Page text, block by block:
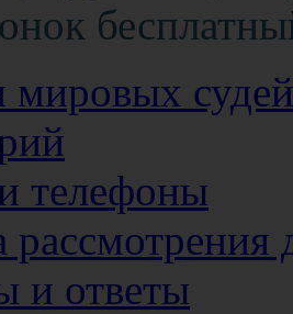
мировых судей
телефоны
рассмотрения
и ответы